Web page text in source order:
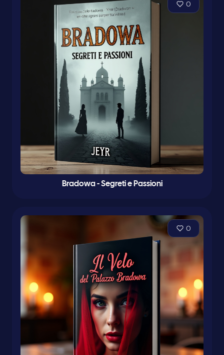
0
Bradowa - Segreti e Passioni
0